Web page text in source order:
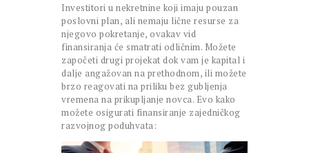
Investitori u nekretnine koji imaju pouzan
poslovni plan, ali nemaju lične resurse za
njegovo pokretanje, ovakav vid
finansiranja će smatrati odličnim. Možete
započeti drugi projekat dok vam je kapital i
dalje angažovan na prethodnom, ili možete
brzo reagovati na priliku bez gubljenja
vremena na prikupljanje novca. Evo kako
možete osigurati finansiranje zajedničkog
razvojnog poduhvata: